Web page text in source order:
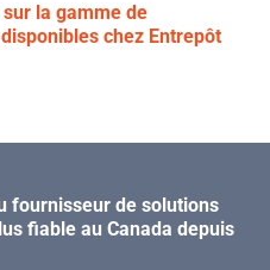
la gamme de
chez Entrepôt
fournisseur de solutions
fiable au Canada depuis